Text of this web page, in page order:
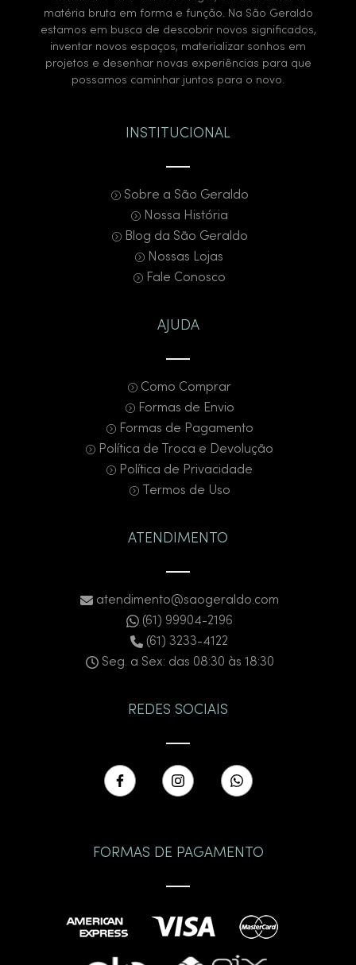
matéria bruta em forma e função. Na São Geraldo
estamos em busca de descobrir novos significados,
inventar novos espaços, materializar sonhos em
projetos e desenhar novas experiências para que
possamos caminhar juntos para o novo.
INSTITUCIONAL
Sobre a São Geraldo
Nossa História
Blog da São Geraldo
Nossas Lojas
Fale Conosco
AJUDA
Como Comprar
Formas de Envio
Formas de Pagamento
Política de Troca e Devolução
Política de Privacidade
Termos de Uso
ATENDIMENTO
atendimento@saogeraldo.com
(61) 99904-2196
(61) 3233-4122
Seg. a Sex: das 08:30 às 18:30
REDES SOCIAIS
FORMAS DE PAGAMENTO